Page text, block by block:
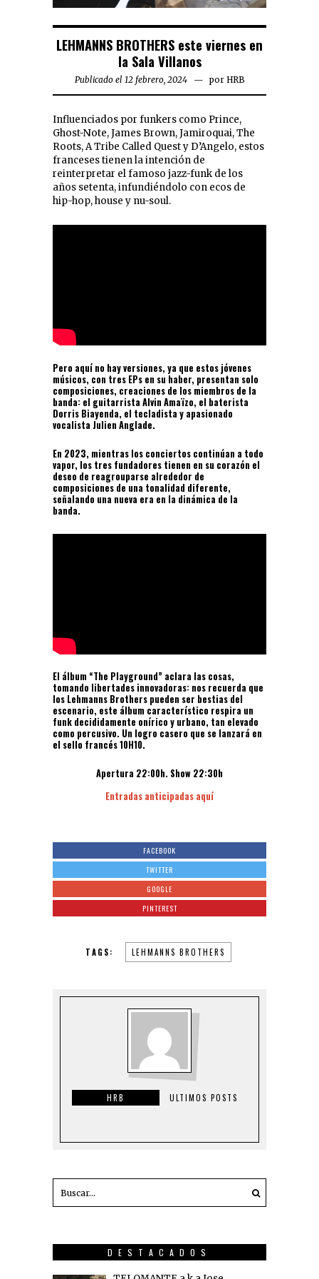
LEHMANNS BROTHERS este viernes en
la Sala Villanos
Publicado el 12 febrero, 2024 por HRB
Influenciados por funkers como Prince,
Ghost-Note, James Brown, Jamiroquai, The
Roots, A Tribe Called Quest y D’Angelo, estos
franceses tienen la intención de
reinterpretar el famoso jazz-funk de los
años setenta, infundiéndolo con ecos de
hip-hop, house y nu-soul.
Pero aquí no hay versiones, ya que estos jóvenes
músicos, con tres EPs en su haber, presentan solo
composiciones, creaciones de los miembros de la
banda: el guitarrista Alvin Amaïzo, el baterista
Dorris Biayenda, el tecladista y apasionado
vocalista Julien Anglade.
En 2023, mientras los conciertos continúan a todo
vapor, los tres fundadores tienen en su corazón el
deseo de reagrouparse alrededor de
composiciones de una tonalidad diferente,
señalando una nueva era en la dinámica de la
banda.
El álbum “The Playground” aclara las cosas,
tomando libertades innovadoras: nos recuerda que
los Lehmanns Brothers pueden ser bestias del
escenario, este álbum característico respira un
funk decididamente onírico y urbano, tan elevado
como percusivo. Un logro casero que se lanzará en
el sello francés 10H10.
Apertura 22:00h. Show 22:30h
Entradas anticipadas aquí
FACEBOOK
TWITTER
GOOGLE
PINTEREST
TAGS: LEHMANNS BROTHERS
HRB ULTIMOS POSTS
DESTACADOS